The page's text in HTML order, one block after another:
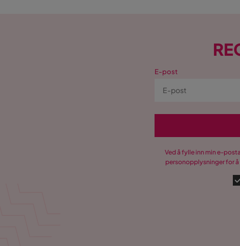
E-post
Ved å fylle inn min e-
personopplysninger for